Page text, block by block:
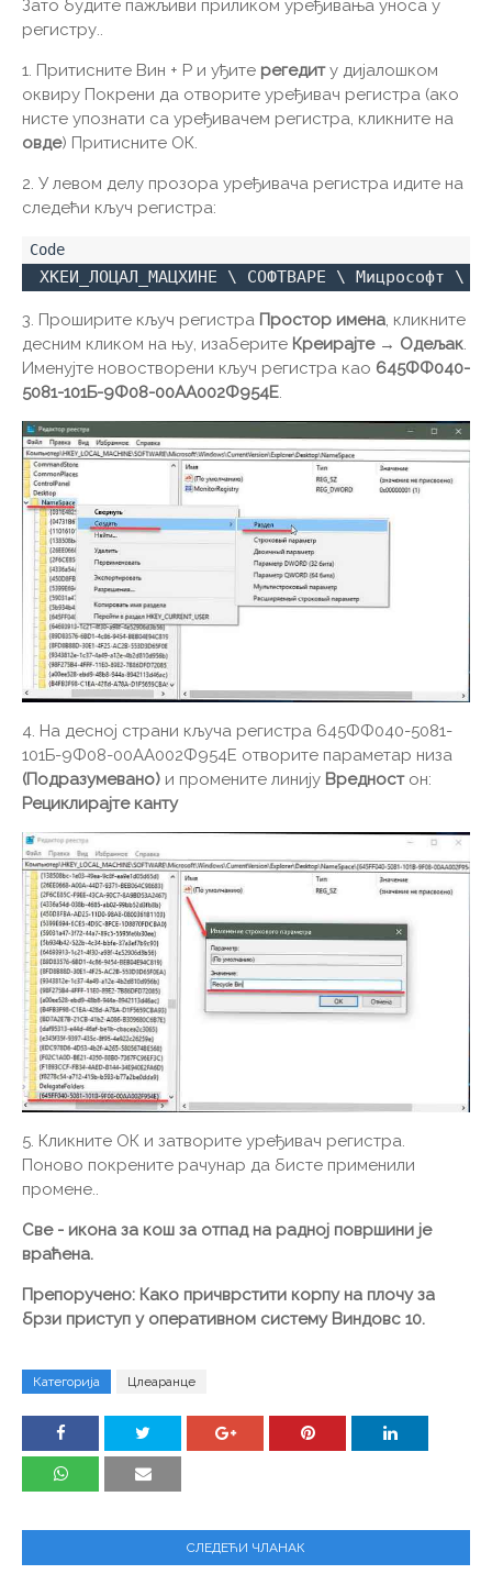
Зато будите пажљиви приликом уређивања уноса у
регистру..
1. Притисните Вин + Р и уђите регедиту дијалошком
оквиру Покрени да отворите уређивач регистра (ако
нисте упознати са уређивачем регистра, кликните на
овде) Притисните ОК.
2. У левом делу прозора уређивача регистра идите на
следећи кључ регистра:
ХКЕИ_ЛОЦАЛ_МАЦХИНЕ \ СОФТВАРЕ \ Мицрософт \
3. Проширите кључ регистра Простор имена, кликните
десним кликом на њу, изаберите Креирајте → Одељак.
Именујте новостворени кључ регистра као 645ФФ040-
5081-101Б-9Ф08-00АА002Ф954Е.
4. На десној страни кључа регистра 645ФФ040-5081-
101Б-9Ф08-00АА002Ф954Е отворите параметар низа
(Подразумевано) и промените линију Вредностон:
Рециклирајте канту
5. Кликните ОК и затворите уређивач регистра.
Поново покрените рачунар да бисте применили
промене..
Све - икона за кош за отпад на радној површини је
враћена.
Препоручено: Како причврстити корпу на плочу за
брзи приступ у оперативном систему Виндовс 10.
Категорија Цлеаранце
СЛЕДЕЋИ ЧЛАНАК